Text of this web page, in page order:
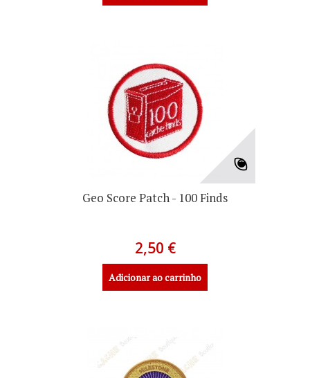
Geo Score Patch - 100 Finds
2,50 €
Adicionar ao carrinho